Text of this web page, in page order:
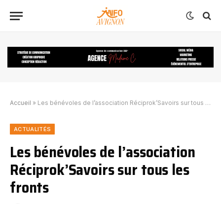
Accueil » Les bénévoles de l’association Réciprok’Savoirs sur tous les fronts
ACTUALITÉS
Les bénévoles de l’association
Réciprok’Savoirs sur tous les
fronts